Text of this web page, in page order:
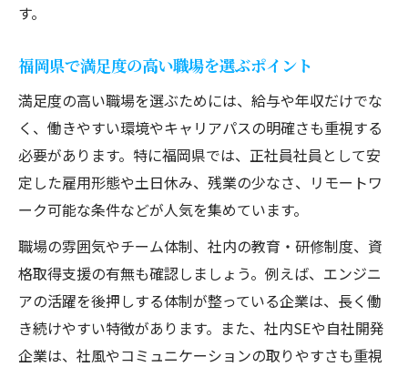
す。
福岡県で満足度の高い職場を選ぶポイント
満足度の高い職場を選ぶためには、給与や年収だけでな
く、働きやすい環境やキャリアパスの明確さも重視する
必要があります。特に福岡県では、正社員社員として安
定した雇用形態や土日休み、残業の少なさ、リモートワ
ーク可能な条件などが人気を集めています。
職場の雰囲気やチーム体制、社内の教育・研修制度、資
格取得支援の有無も確認しましょう。例えば、エンジニ
アの活躍を後押しする体制が整っている企業は、長く働
き続けやすい特徴があります。また、社内SEや自社開発
企業は、社風やコミュニケーションの取りやすさも重視